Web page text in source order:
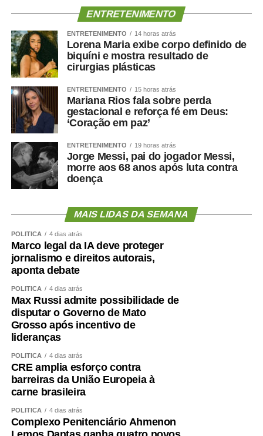
ENTRETENIMENTO
ENTRETENIMENTO 14 horas atrás
Lorena Maria exibe corpo definido de
biquíni e mostra resultado de
cirurgias plásticas
ENTRETENIMENTO 15 horas atrás
Mariana Rios fala sobre perda
gestacional e reforça fé em Deus:
‘Coração em paz’
ENTRETENIMENTO 19 horas atrás
Jorge Messi, pai do jogador Messi,
morre aos 68 anos após luta contra
doença
MAIS LIDAS DA SEMANA
POLÍTICA 4 dias atrás
Marco legal da IA deve proteger
jornalismo e direitos autorais,
aponta debate
POLÍTICA 4 dias atrás
Max Russi admite possibilidade de
disputar o Governo de Mato
Grosso após incentivo de
lideranças
POLÍTICA 4 dias atrás
CRE amplia esforço contra
barreiras da União Europeia à
carne brasileira
POLÍTICA 4 dias atrás
Complexo Penitenciário Ahmenon